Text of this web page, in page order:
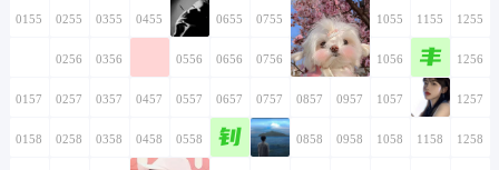
0155 0255 0355 0455 0555 0655 0755 0855 0955 1055 1155 1255
0256 0356 0556 0656 0756 0856 0956 1056 1156
丰 1256
0157 0257 0357 0457 0557 0657 0757 0857 0957 1057 1157 1257
0158 0258 0358 0458 0558 0658
钊 0758 0858 0958 1058 1158 1258